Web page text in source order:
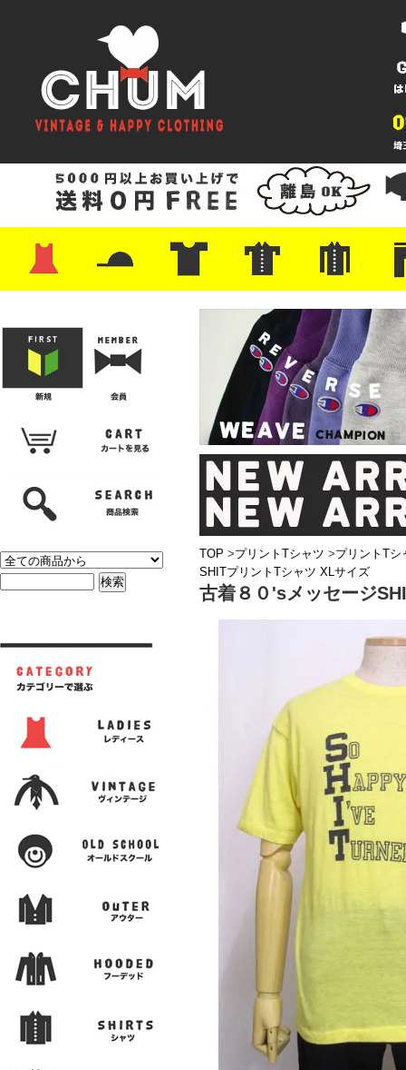
・レザーシューズ/スニーカー
・プリントTシャツ
・バンド/ツアー
・キャラクター
・Nike/adidas/スポーツ
・チャンピオン
・サーフ/スケート
・ボーダー/総柄/無地
・フットボール/リンガー
・タンクトップ/NBA・ポロシャツ
・半袖シャツ
・アロハ/サーフ/ボーリング
・ラルフ/ブランド
・無地/チェック/ストラ
・ワーク/ミリタリー/ウ
・ネル/ウール ・ショ
・アウ
・ジー
・
・ミリ
・コー
・コッ
・オー
・ジャ
ン
TOP >プリントTシャツ >プリントTシ
SHITプリントTシャツ XLサイズ
古着８０'sメッセージ